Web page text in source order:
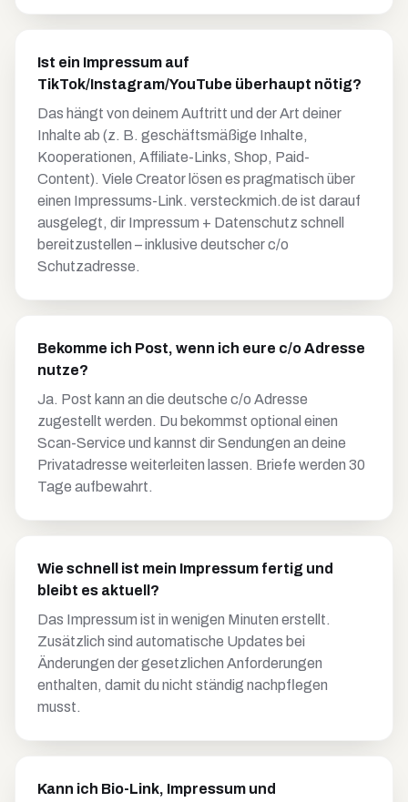
Ist ein Impressum auf
TikTok/Instagram/YouTube überhaupt nötig?
Das hängt von deinem Auftritt und der Art deiner
Inhalte ab (z. B. geschäftsmäßige Inhalte,
Kooperationen, Affiliate-Links, Shop, Paid-
Content). Viele Creator lösen es pragmatisch über
einen Impressums-Link. versteckmich.de ist darauf
ausgelegt, dir Impressum + Datenschutz schnell
bereitzustellen – inklusive deutscher c/o
Schutzadresse.
Bekomme ich Post, wenn ich eure c/o Adresse
nutze?
Ja. Post kann an die deutsche c/o Adresse
zugestellt werden. Du bekommst optional einen
Scan-Service und kannst dir Sendungen an deine
Privatadresse weiterleiten lassen. Briefe werden 30
Tage aufbewahrt.
Wie schnell ist mein Impressum fertig und
bleibt es aktuell?
Das Impressum ist in wenigen Minuten erstellt.
Zusätzlich sind automatische Updates bei
Änderungen der gesetzlichen Anforderungen
enthalten, damit du nicht ständig nachpflegen
musst.
Kann ich Bio-Link, Impressum und